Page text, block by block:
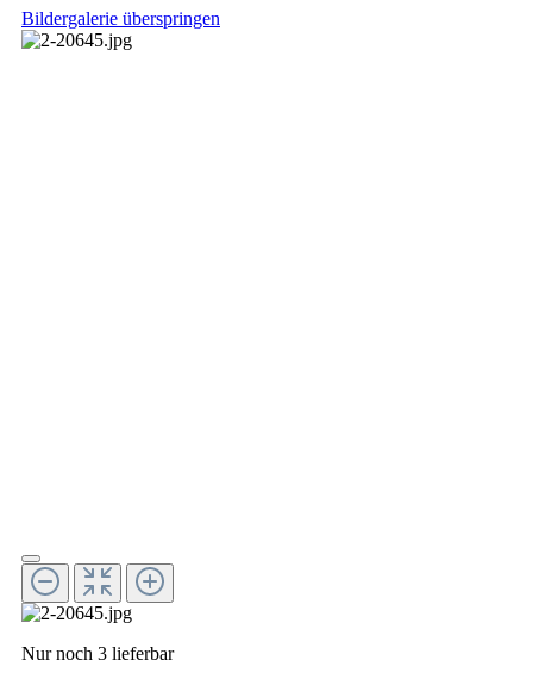
Bildergalerie überspringen
Nur noch 3 lieferbar